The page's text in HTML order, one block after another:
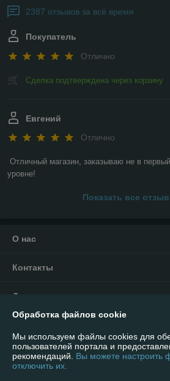
2387 отзывов за всё время
Покупатель
Отлично
Сделка подтверждена через корзину
Евгений
Отлично
Отличный магазин, заказываю не в
уровне!
Показать все
О нас
Контакты
Доставка и оплата
Полная версия сайта
Обработка файлов cookie
Мы используем файлы cookies для
пользователей портала и
рекомендаций. Вы можете настроить
отключить их.